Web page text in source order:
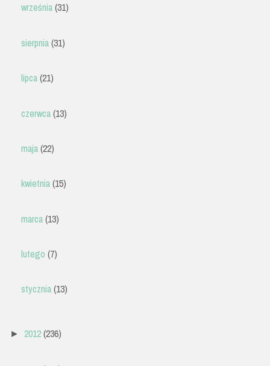
września(31)
sierpnia(31)
lipca(21)
czerwca(13)
maja(22)
kwietnia(15)
marca(13)
lutego (7)
stycznia(13)
► 2012(236)